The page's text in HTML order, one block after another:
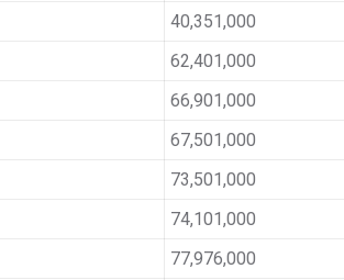
40,351,000
62,401,000
66,901,000
67,501,000
73,501,000
74,101,000
77,976,000